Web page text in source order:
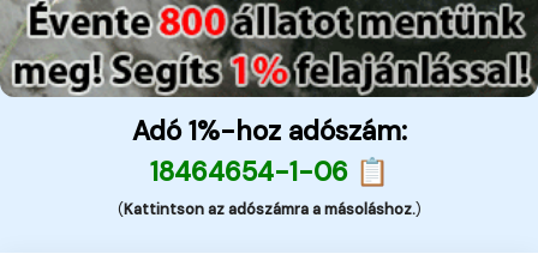
Adó 1%-hoz adószám:
18464654-1-06 📋
(Kattintson az adószámra a másoláshoz.)